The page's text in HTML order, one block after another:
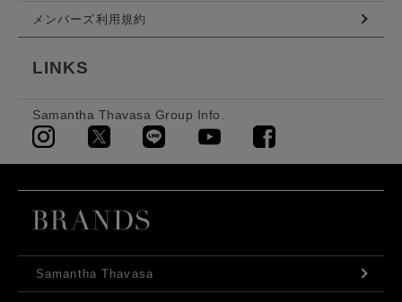
メンバーズ利用規約
LINKS
Samantha Thavasa Group Info.
Samantha Thavasa